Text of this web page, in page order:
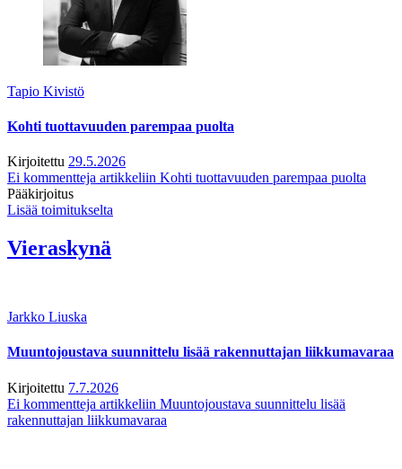
Tapio Kivistö
Kohti tuottavuuden parempaa puolta
Kirjoitettu 29.5.2026
Ei kommentteja artikkeliin Kohti tuottavuuden parempaa puolta
Pääkirjoitus
Lisää toimitukselta
Vieraskynä
Jarkko Liuska
Muuntojoustava suunnittelu lisää rakennuttajan liikkumavaraa
Kirjoitettu 7.7.2026
Ei kommentteja artikkeliin Muuntojoustava suunnittelu lisää
rakennuttajan liikkumavaraa